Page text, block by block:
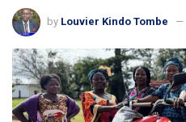
by Louvier Kindo Tombe